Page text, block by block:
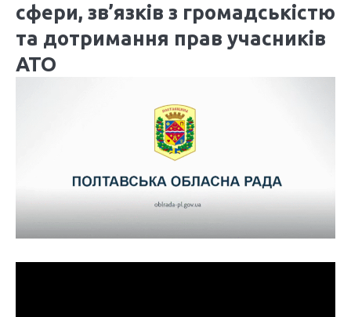
сфери, зв’язків з громадськістю
та дотримання прав учасників
АТО